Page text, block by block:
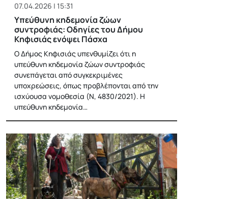
07.04.2026 | 15:31
Υπεύθυνη κηδεμονία ζώων
συντροφιάς: Οδηγίες του Δήμου
Κηφισιάς ενόψει Πάσχα
Ο Δήμος Κηφισιάς υπενθυμίζει ότι η
υπεύθυνη κηδεμονία ζώων συντροφιάς
συνεπάγεται από συγκεκριμένες
υποχρεώσεις, όπως προβλέπονται από την
ισχύουσα νομοθεσία (Ν, 4830/2021). Η
υπεύθυνη κηδεμονία…